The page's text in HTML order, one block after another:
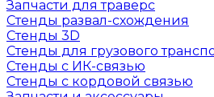
Запчасти для траверс
Стенды развал-схождения
Стенды 3D
Стенды для грузового
Стенды с ИК-связью
Стенды с кордовой связью